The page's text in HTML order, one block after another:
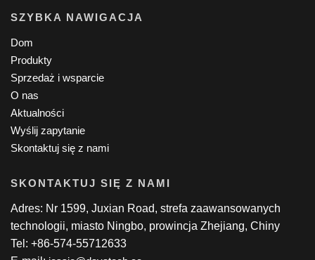
SZYBKA NAWIGACJA
Dom
Produkty
Sprzedaż i wsparcie
O nas
Aktualności
Wyślij zapytanie
Skontaktuj się z nami
SKONTAKTUJ SIĘ Z NAMI
Adres: Nr 1599, Juxian Road, strefa zaawansowanych
technologii, miasto Ningbo, prowincja Zhejiang, Chiny
Tel: +86-574-55712633